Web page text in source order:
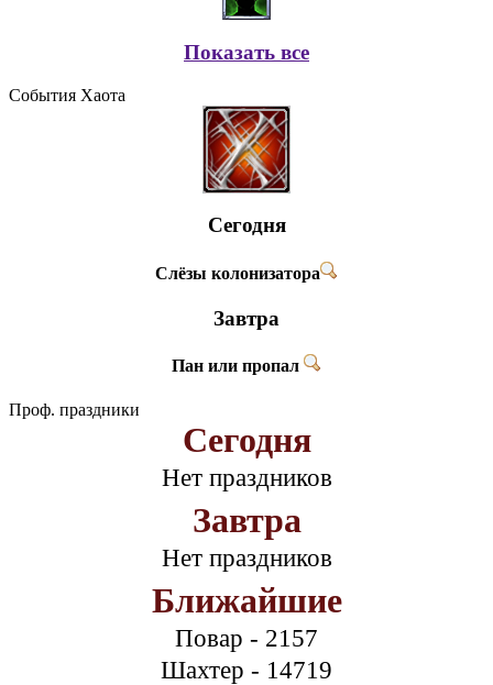
Показать все
События Хаота
Сегодня
Слёзы колонизатора
Завтра
Пан или пропал
Проф. праздники
Сегодня
Нет праздников
Завтра
Нет праздников
Ближайшие
Повар - 2157
Шахтер - 14719